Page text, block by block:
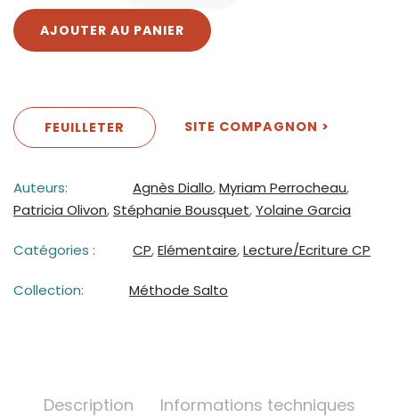
AJOUTER AU PANIER
FEUILLETER SITE COMPAGNON >
Auteurs: Agnès Diallo,Myriam Perrocheau,
Patricia Olivon,Stéphanie Bousquet,Yolaine Garcia
Catégories : CP,Elémentaire,Lecture/Ecriture CP
Collection: Méthode Salto
Description
Informations techniques